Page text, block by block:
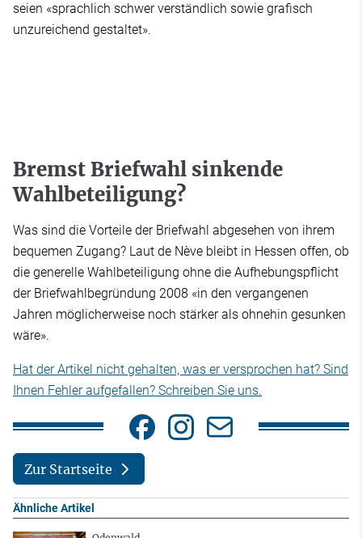
seien «sprachlich schwer verständlich sowie grafisch
unzureichend gestaltet».
Bremst Briefwahl sinkende
Wahlbeteiligung?
Was sind die Vorteile der Briefwahl abgesehen von ihrem
bequemen Zugang? Laut de Nève bleibt in Hessen offen, ob
die generelle Wahlbeteiligung ohne die Aufhebungspflicht
der Briefwahlbegründung 2008 «in den vergangenen
Jahren möglicherweise noch stärker als ohnehin gesunken
wäre».
Hat der Artikel nicht gehalten, was er versprochen hat? Sind
Ihnen Fehler aufgefallen? Schreiben Sie uns.
Zur Startseite
Ähnliche Artikel